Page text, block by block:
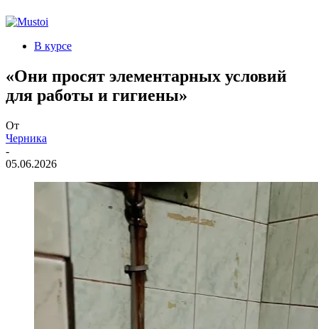
В курсе
«Они просят элементарных условий
для работы и гигиены»
От
Черника
-
05.06.2026